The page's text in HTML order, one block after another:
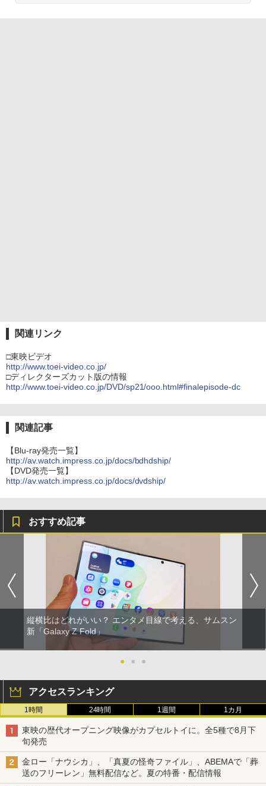
関連リンク
□東映ビデオ
http://www.toei-video.co.jp/
□ディレクターズカット版の情報
http://www.toei-video.co.jp/DVD/sp21/ooo.html#finalepisode-dc
関連記事
【Blu-ray発売一覧】
http://av.watch.impress.co.jp/docs/bdhdship/
【DVD発売一覧】
http://av.watch.impress.co.jp/docs/dvdship/
おすすめ記事
縦横比はどれがいい？ エンタメ目線で考える、サムスン
新「Galaxy Z Fold」
● ● ●
アクセスランキング
1時間 24時間 1週間 1カ月
東映の歴代オープニング映像がカプセルトイに。全5種で8月下
旬発売
金ロー「ナウシカ」、「真夏の怪奇ファイル」、ABEMAで「葬
送のフリーレン」無料配信など。夏の特番・配信情報